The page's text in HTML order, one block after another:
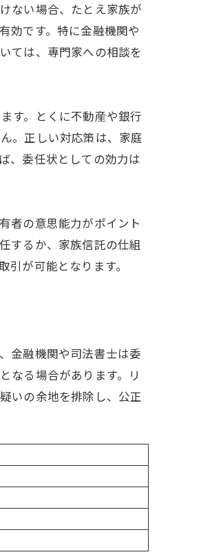
ない場合、たとえ家族が
効です。特に金融機関や
ては、専門家への相談を
す。とくに不動産や銀行
。正しい対応策は、家庭
、委任状としての効力は
者の意思能力がポイント
するか、家族信託の仕組
が可能となります。
金融機関や司法書士は委
なる場合があります。リ
いの余地を排除し、公正